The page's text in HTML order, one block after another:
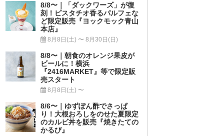
8/8〜｜「ダックワーズ」が復
刻！ピスタチオ香るパルフェな
ど限定販売『ヨックモック青山
本店』
8月8日(土) 〜 8月30日(日)
8/8〜｜朝食のオレンジ果皮が
ビールに！横浜
『2416MARKET』等で限定販
売スタート
8月8日(土) 〜
8/6〜｜ゆずぽん酢でさっぱ
り！大根おろしをのせた夏限定
のカルビ丼を販売『焼きたての
かるび』